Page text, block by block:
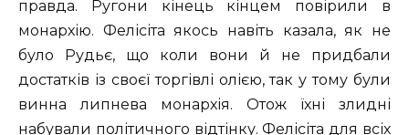
правда. Ругони кінець кінцем повірили в
монархію. Фелісіта якось навіть казала, як не
було Рудьє, що коли вони й не придбали
достатків із своєї торгівлі олією, так у тому були
винна липнева монархія. Отож їхні злидні
набували політичного відтінку. Фелісіта для всіх